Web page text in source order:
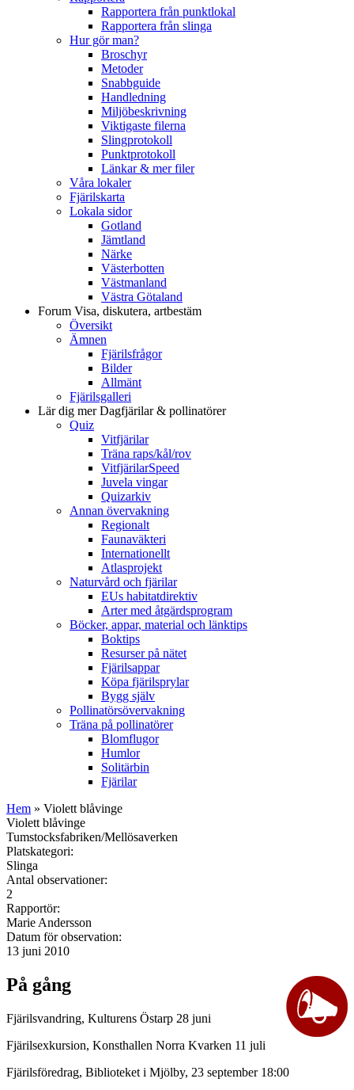
Rapportera från punktlokal
Rapportera från slinga
Hur gör man?
Broschyr
Metoder
Snabbguide
Handledning
Miljöbeskrivning
Viktigaste filerna
Slingprotokoll
Punktprotokoll
Länkar & mer filer
Våra lokaler
Fjärilskarta
Lokala sidor
Gotland
Jämtland
Närke
Västerbotten
Västmanland
Västra Götaland
Forum Visa, diskutera, artbestäm
Översikt
Ämnen
Fjärilsfrågor
Bilder
Allmänt
Fjärilsgalleri
Lär dig merDagfjärilar & pollinatörer
Quiz
Vitfjärilar
Träna raps/kål/rov
VitfjärilarSpeed
Juvela vingar
Quizarkiv
Annan övervakning
Regionalt
Faunaväkteri
Internationellt
Atlasprojekt
Naturvård och fjärilar
EUs habitatdirektiv
Arter med åtgärdsprogram
Böcker, appar, material och länktips
Boktips
Resurser på nätet
Fjärilsappar
Köpa fjärilsprylar
Bygg själv
Pollinatörsövervakning
Träna på pollinatörer
Blomflugor
Humlor
Solitärbin
Fjärilar
Hem » Violett blåvinge
Violett blåvinge
Tumstocksfabriken/Mellösaverken
Platskategori:
Slinga
Antal observationer:
2
Rapportör:
Marie Andersson
Datum för observation:
13 juni 2010
På gång
Fjärilsvandring, Kulturens Östarp 28 juni
Fjärilsexkursion, Konsthallen Norra Kvarken 11 juli
Fjärilsföredrag, Biblioteket i Mjölby, 23 september 18:00